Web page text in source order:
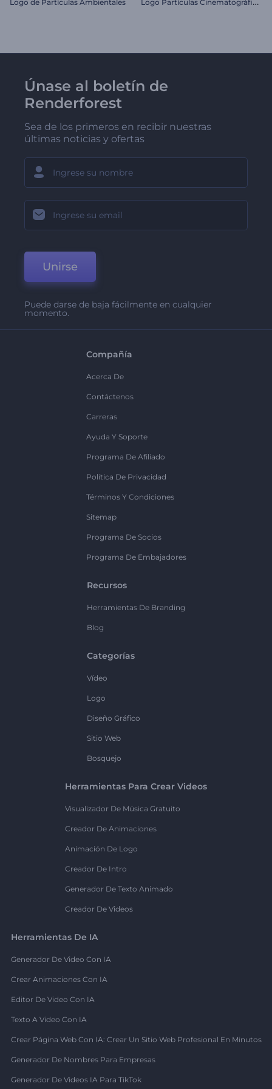
Logo de Partículas Ambientales
Únase al boletín de
Renderforest
Sea de los primeros en recibir nuestras
últimas noticias y ofertas
Unirse
Puede darse de baja fácilmente en cualquier
momento.
Compañía
Acerca De
Contáctenos
Carreras
Ayuda Y Soporte
Programa De Afiliado
Política De Privacidad
Términos Y Condiciones
Sitemap
Programa De Socios
Programa De Embajadores
Recursos
Herramientas De Branding
Blog
Categorías
Vídeo
Logo
Diseño Gráfico
Sitio Web
Bosquejo
Herramientas Para Crear Videos
Visualizador De Música Gratuito
Creador De Animaciones
Animación De Logo
Creador De Intro
Generador De Texto Animado
Creador De Videos
Herramientas De IA
Generador De Video Con IA
Crear Animaciones Con IA
Editor De Video Con IA
Texto A Video Con IA
Crear Página Web Con IA: Crear Un Sitio Web Profesional En Minutos
Generador De Nombres Para Empresas
Generador De Videos IA Para TikTok